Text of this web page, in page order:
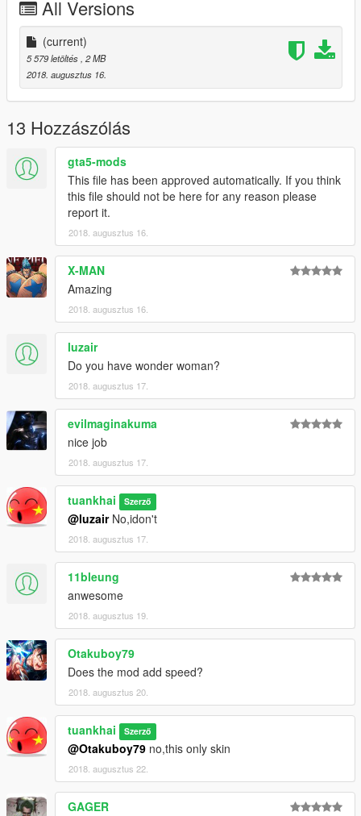
All Versions
(current)
5 579 letöltés, 2 MB
2018. augusztus 16.
13 Hozzászólás
gta5-mods
This file has been approved automatically. If you think
this file should not be here for any reason please
report it.
2018. augusztus 16.
X-MAN
Amazing
2018. augusztus 16.
luzair
Do you have wonder woman?
2018. augusztus 17.
evilmaginakuma
nice job
2018. augusztus 17.
tuankhai Szerző
@luzairNo,idon't
2018. augusztus 17.
11bleung
anwesome
2018. augusztus 19.
Otakuboy79
Does the mod add speed?
2018. augusztus 20.
tuankhai Szerző
@Otakuboy79 no,this only skin
2018. augusztus 22.
GAGER